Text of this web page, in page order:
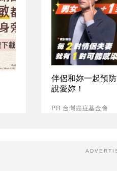
伴侶和妳一起預
說愛妳！
PR 台灣癌症基金會